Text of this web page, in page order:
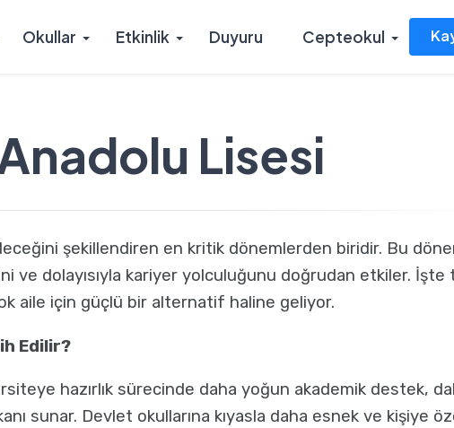
Okullar Etkinlik Duyuru Cepteokul
Lisesi
şekillendiren en kritik dönemlerden biridir. Bu
ve dolayısıyla kariyer yolculuğunu doğrudan etkiler. İşte
aile için güçlü bir alternatif haline geliyor.
Edilir?
hazırlık sürecinde daha yoğun akademik destek,
sunar. Devlet okullarına kıyasla daha esnek ve kişiye